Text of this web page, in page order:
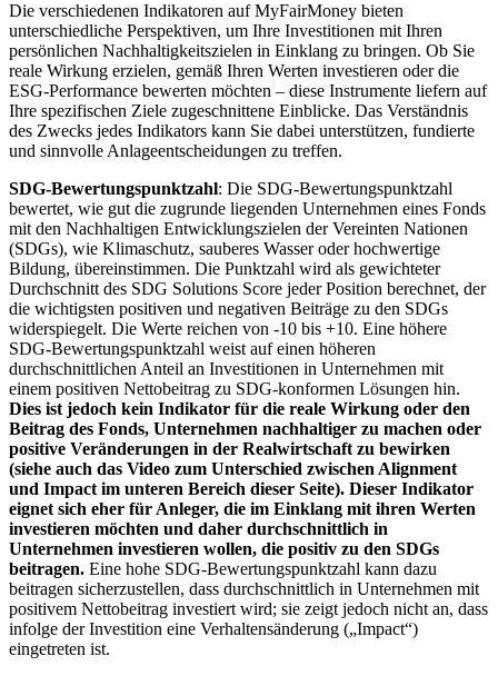
Die verschiedenen Indikatoren auf MyFairMoney bieten
unterschiedliche Perspektiven, um Ihre Investitionen mit Ihren
persönlichen Nachhaltigkeitszielen in Einklang zu bringen. Ob Sie
reale Wirkung erzielen, gemäß Ihren Werten investieren oder die
ESG-Performance bewerten möchten – diese Instrumente liefern auf
Ihre spezifischen Ziele zugeschnittene Einblicke. Das Verständnis
des Zwecks jedes Indikators kann Sie dabei unterstützen, fundierte
und sinnvolle Anlageentscheidungen zu treffen.
SDG-Bewertungspunktzahl: Die SDG-Bewertungspunktzahl
bewertet, wie gut die zugrunde liegenden Unternehmen eines Fonds
mit den Nachhaltigen Entwicklungszielen der Vereinten Nationen
(SDGs), wie Klimaschutz, sauberes Wasser oder hochwertige
Bildung, übereinstimmen. Die Punktzahl wird als gewichteter
Durchschnitt des SDG Solutions Score jeder Position berechnet, der
die wichtigsten positiven und negativen Beiträge zu den SDGs
widerspiegelt. Die Werte reichen von -10 bis +10. Eine höhere
SDG-Bewertungspunktzahl weist auf einen höheren
durchschnittlichen Anteil an Investitionen in Unternehmen mit
einem positiven Nettobeitrag zu SDG-konformen Lösungen hin.
Dies ist jedoch kein Indikator für die reale Wirkung oder den
Beitrag des Fonds, Unternehmen nachhaltiger zu machen oder
positive Veränderungen in der Realwirtschaft zu bewirken
(siehe auch das Video zum Unterschied zwischen Alignment
und Impact im unteren Bereich dieser Seite). Dieser Indikator
eignet sich eher für Anleger, die im Einklang mit ihren Werten
investieren möchten und daher durchschnittlich in
Unternehmen investieren wollen, die positiv zu den SDGs
beitragen. Eine hohe SDG-Bewertungspunktzahl kann dazu
beitragen sicherzustellen, dass durchschnittlich in Unternehmen mit
positivem Nettobeitrag investiert wird; sie zeigt jedoch nicht an, dass
infolge der Investition eine Verhaltensänderung („Impact“)
eingetreten ist.